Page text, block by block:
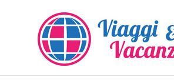
contenuto